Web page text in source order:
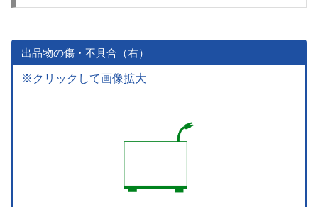
出品物の傷・不具合（右）
※クリックして画像拡大